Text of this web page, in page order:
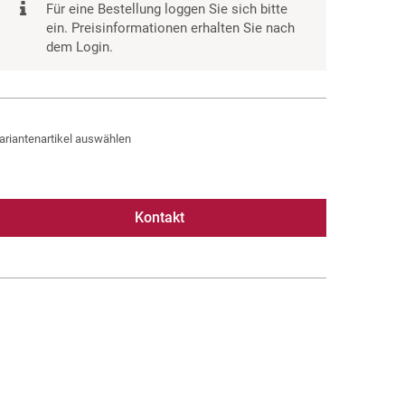
Für eine Bestellung loggen Sie sich bitte
ein. Preisinformationen erhalten Sie nach
dem Login.
auswählen
Kontakt